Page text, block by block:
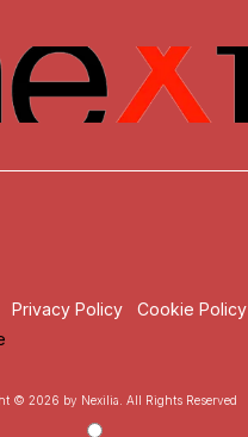
Privacy Policy
Cookie Policy
© 2026 by Nexilia. All Rights Reserved